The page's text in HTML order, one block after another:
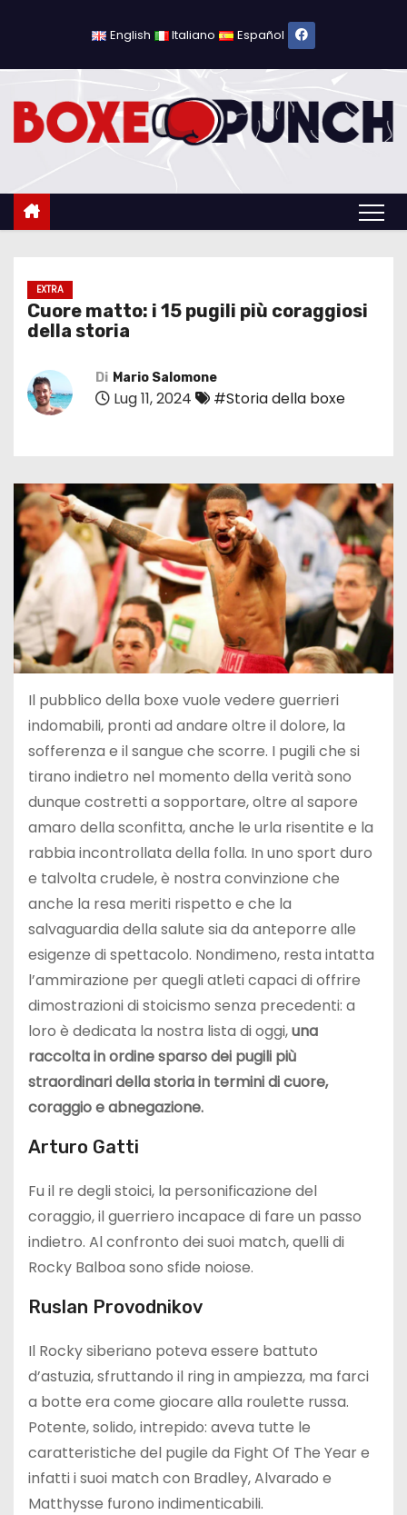
c
English Italiano Español
EXTRA
Cuore matto: i 15 pugili più coraggiosi
della storia
Di Mario Salomone
Lug 11, 2024 #Storia della boxe
Il pubblico della boxe vuole vedere guerrieri
indomabili, pronti ad andare oltre il dolore, la
sofferenza e il sangue che scorre. I pugili che si
tirano indietro nel momento della verità sono
dunque costretti a sopportare, oltre al sapore
amaro della sconfitta, anche le urla risentite e la
rabbia incontrollata della folla. In uno sport duro
e talvolta crudele, è nostra convinzione che
anche la resa meriti rispetto e che la
salvaguardia della salute sia da anteporre alle
esigenze di spettacolo. Nondimeno, resta intatta
l’ammirazione per quegli atleti capaci di offrire
dimostrazioni di stoicismo senza precedenti: a
loro è dedicata la nostra lista di oggi,una
raccolta in ordine sparso dei pugili più
straordinari della storia in termini di cuore,
coraggio e abnegazione.
Arturo Gatti
Fu il re degli stoici, la personificazione del
coraggio, il guerriero incapace di fare un passo
indietro. Al confronto dei suoi match, quelli di
Rocky Balboa sono sfide noiose.
Ruslan Provodnikov
Il Rocky siberiano poteva essere battuto
d’astuzia, sfruttando il ring in ampiezza, ma farci
a botte era come giocare alla roulette russa.
Potente, solido, intrepido: aveva tutte le
caratteristiche del pugile da Fight Of The Year e
infatti i suoi match con Bradley, Alvarado e
Matthysse furono indimenticabili.